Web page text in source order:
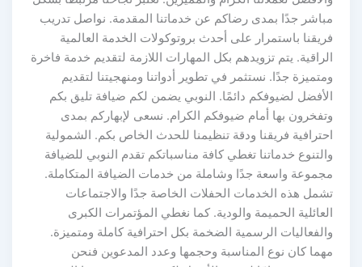
مباشر جدًا بمدى رضاكم عن خدماتنا المقدمة. نواصل تدريب
فريقنا باستمرار على أحدث بروتوكولات الخدمة العالمية
الراقية. يتم تزويدهم بكل المهارات اللازمة لتقديم خدمة فاخرة
ومتميزة جدًا. نستثمر في تطوير أدواتنا ومنهجيتنا لتقديم
الأفضل لضيوفكم دائمًا. النوبي يضمن لكم ضيافة تليق بكم
وتفخرون بها أمام ضيوفكم الكرام. نسعى لإبهاركم بمدى
احترافية فريقنا ودقة تنظيمنا للحدث الخاص بكم. الشمولية
والتنوع خدماتنا تغطي كافة مناسباتكم تقدم النوبي للضيافة
مجموعة واسعة جدًا وشاملة من خدمات الضيافة المتكاملة.
تشمل هذه الخدمات الحفلات الخاصة جدًا والاجتماعات
العائلية الحميمة والودية. كما نغطي المؤتمرات الكبرى
والفعاليات الرسمية الضخمة بكل احترافية كاملة ومتميزة.
مهما كان نوع المناسبة وحجمها وعدد المدعوين فنحن